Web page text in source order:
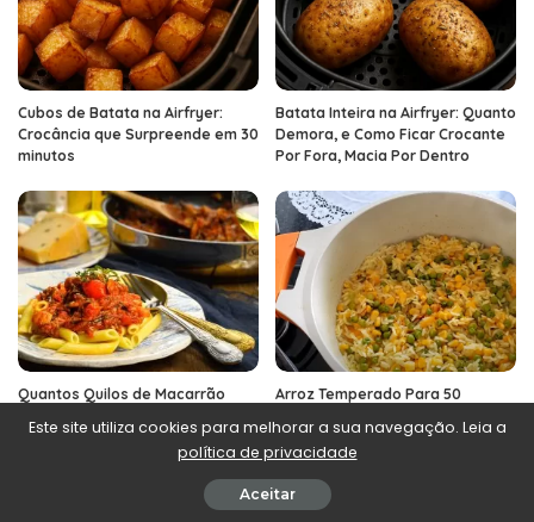
Cubos de Batata na Airfryer:
Crocância que Surpreende em 30
minutos
Batata Inteira na Airfryer: Quanto
Demora, e Como Ficar Crocante
Por Fora, Macia Por Dentro
Quantos Quilos de Macarrão
Quantidades
Arroz Temperado Para 50
Tudo Correr Bem
Este site utiliza cookies para melhorar a sua navegação. Leia a
política de privacidade
Aceitar